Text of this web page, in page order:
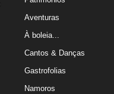
Aventuras
À boleia...
Cantos & Danças
Gastrofolias
Namoros